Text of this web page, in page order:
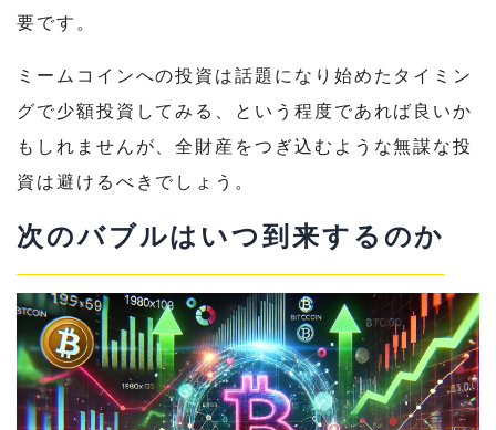
要です。
ミームコインへの投資は話題になり始めたタイミン
グで少額投資してみる、という程度であれば良いか
もしれませんが、全財産をつぎ込むような無謀な投
資は避けるべきでしょう。
次のバブルはいつ到来するのか